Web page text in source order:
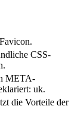
CSS-
META-
uk.
die Vorteile der